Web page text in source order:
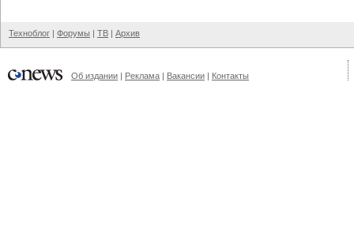
Техноблог | Форумы | ТВ | Архив
Об издании | Реклама | Вакансии | Контакты